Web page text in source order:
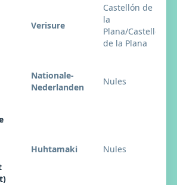
Verisure
Castellón de
la
Plana/Castelló
de la Plana
Nationale-
Nederlanden
Nules
Huhtamaki Nules